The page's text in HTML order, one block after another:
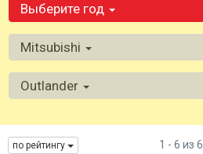
Выберите год
Mitsubishi
Outlander
по рейтингу 1 - 6 из 6